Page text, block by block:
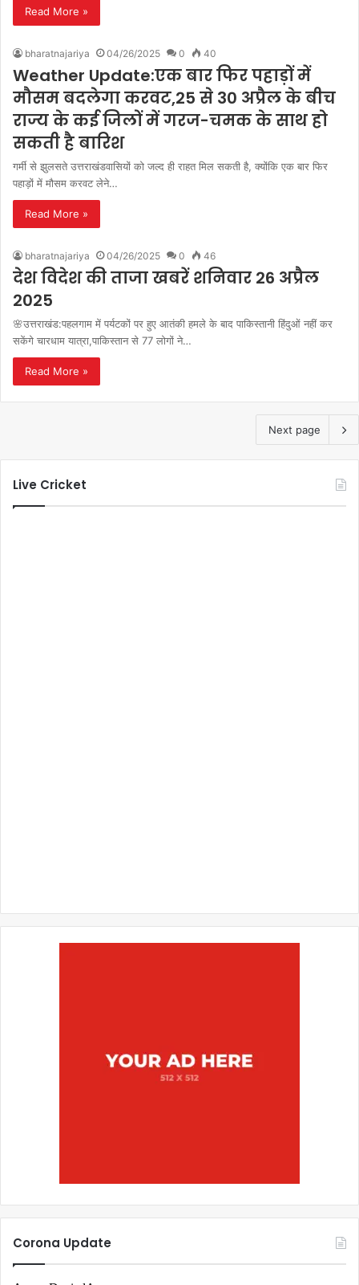
Read More »
bharatnajariya 04/26/2025 0 40
Weather Update:एक बार फिर पहाड़ों में
मौसम बदलेगा करवट,25 से 30 अप्रैल के बीच
राज्य के कई जिलों में गरज-चमक के साथ हो
सकती है बारिश
गर्मी से झुलसते उत्तराखंडवासियों को जल्द ही राहत मिल सकती है, क्योंकि एक बार फिर
पहाड़ों में मौसम करवट लेने…
Read More »
bharatnajariya 04/26/2025 0 46
देश विदेश की ताजा खबरें शनिवार 26 अप्रैल
2025
🌸उत्तराखंड:पहलगाम में पर्यटकों पर हुए आतंकी हमले के बाद पाकिस्तानी हिंदुओं नहीं कर
सकेंगे चारधाम यात्रा,पाकिस्तान से 77 लोगों ने…
Read More »
Next page
Live Cricket
Corona Update